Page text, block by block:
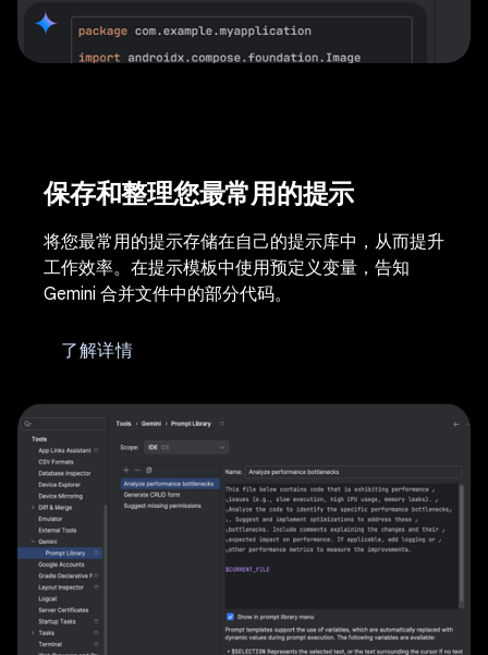
保存和整理您最常用的提示
将您最常用的提示存储在自己的提示库中，从而提升
工作效率。在提示模板中使用预定义变量，告知
Gemini 合并文件中的部分代码。
了解详情